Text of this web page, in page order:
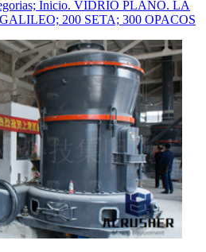
Inicio. VIDRIO PLANO. LA
200 SETA; 300 OPACOS